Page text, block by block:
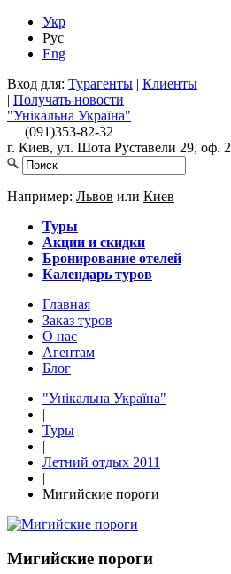
Укр
Рус
Eng
Вход для: Турагенты | Клиенты
| Получать новости
"Унікальна Україна"
(091)353-82-32
г. Киев, ул. Шота Руставели 29, оф. 2
Например: Львов или Киев
Туры
Акции и скидки
Бронирование отелей
Календарь туров
Главная
Заказ туров
О нас
Агентам
Блог
"Унікальна Україна"
|
Туры
|
Летний отдых 2011
|
Мигийские пороги
Мигийские пороги